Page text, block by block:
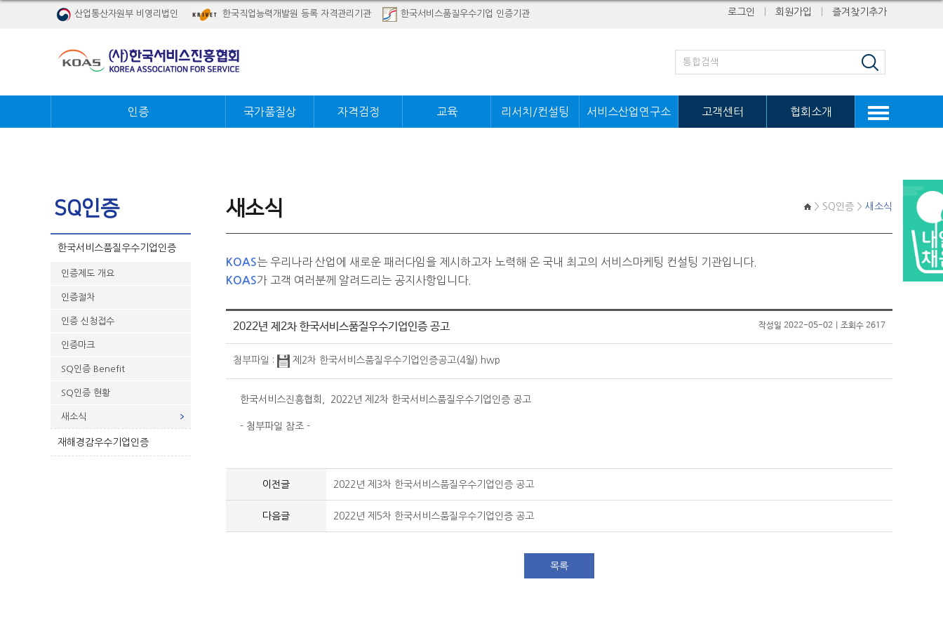
산업통산자원부 비영리법인 한국직업능력개발원 등록 자격관리기관 한국서비스품질우수기업 인증기관 로그인 회원가입 즐겨찾기추가
인증 국가품질상 자격검정 교육 리서치/컨설팅 서비스산업연구소 고객센터 협회소개
SQ인증
한국서비스품질우수기업인증
인증제도 개요
인증절차
인증 신청접수
인증마크
SQ인증 Benefit
SQ인증 현황
새소식
재해경감우수기업인증
> SQ인증 > 새소식
새소식
KOAS는 우리나라 산업에 새로운 패러다임을 제시하고자 노력해 온 국내 최고의 서비스마케팅 컨설팅 기관입니다.
KOAS가 고객 여러분께 알려드리는 공지사항입니다.
2022년 제2차 한국서비스품질우수기업인증 공고 작성일 2022-05-02 | 조회수 2617
첨부파일 : 제2차 한국서비스품질우수기업인증공고(4월).hwp
한국서비스진흥협회, 2022년 제2차 한국서비스품질우수기업인증 공고
- 첨부파일 참조 -
이전글 2022년 제3차 한국서비스품질우수기업인증 공고
다음글 2022년 제5차 한국서비스품질우수기업인증 공고
목록